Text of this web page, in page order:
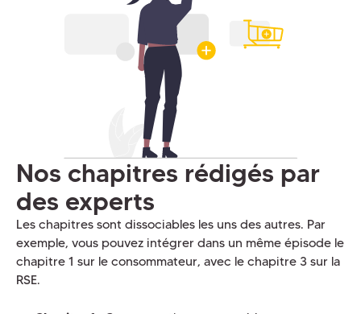
Nos chapitres rédigés par
des experts
Les chapitres sont dissociables les uns des autres. Par
exemple, vous pouvez intégrer dans un même épisode le
chapitre 1 sur le consommateur, avec le chapitre 3 sur la
RSE.